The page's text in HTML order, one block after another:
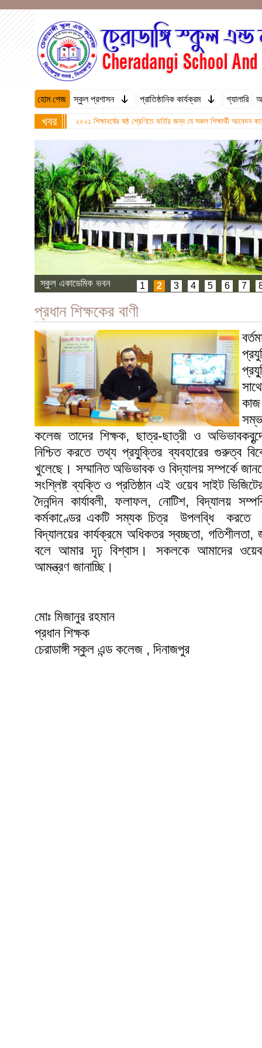
হোম পেজ স্কুল প্রশাসন প্রাতিষ্ঠানিক কার্যক্রম গ্যালারি
খবর ২০২১ শিক্ষাবর্ষের ষষ্ঠ শ্রেণিতে ভর্তির জন্য যে সকল শিক্ষার্থী
স্কুল একাডেমিক ভবন 1 2 3 4 5 6 7
প্রধান শিক্ষকের বাণী
কলেজতাদের শিক্ষক, ছাত্র-ছাত্রী ও
নিশ্চিত করতে তথ্য প্রযু্ক্তির ব্যবহারের গুরুত্ব
খুলেছে। সম্মানিত অভিভাবক ও বিদ্যালয় সম্পর্কে
সংশ্লিষ্ট ব্যক্তি ও প্রতিষ্ঠান এই ওয়েব সাইট
দৈনন্দিন কার্যাবলী, ফলাফল, নোটিশ, বিদ্যালয়
কর্মকাণ্ডের একটি সম্যক চিত্র উপলব্ধি করতে
বিদ্যালয়ের কার্যক্রমে অধিকতর স্বচ্ছতা, গতিশীলতা,
বলে আমার দৃঢ় বিশ্বাস। সকলকে আমাদের ওয়েব
আমন্ত্রণ জানাচ্ছি।
মোঃ মিজানুর রহমান
প্রধান শিক্ষক
চেরাডাঙ্গী স্কুল এন্ড কলেজ , দিনাজপুর